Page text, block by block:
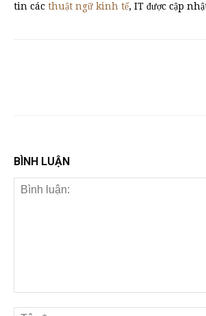
tin các thuật ngữ kinh tế, IT được cập
BÌNH LUẬN